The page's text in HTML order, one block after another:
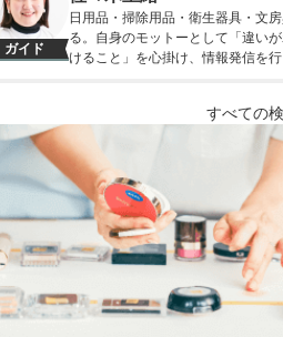
ガイド
日用品・掃除用品・衛生器具・文
る。自身のモットーとして「違い
けること」を心掛け、情報発信を
すべての